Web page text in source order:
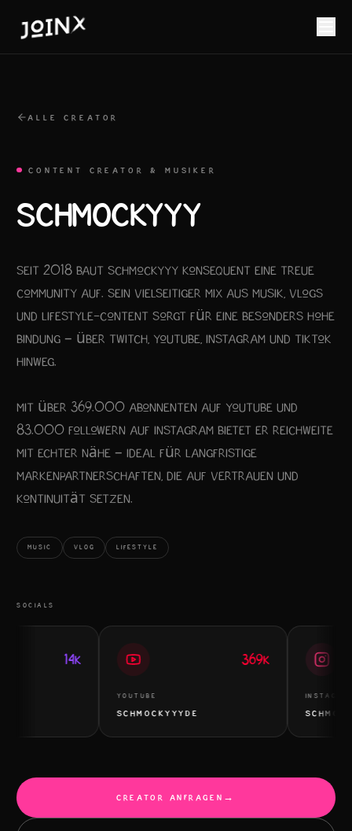
ALLE CREATOR
CONTENT CREATOR & MUSIKER
SCHMOCKYYY
Seit 2018 baut Schmockyyy konsequent eine treue
Community auf. Sein vielseitiger Mix aus Musik, Vlogs
und Lifestyle-Content sorgt für eine besonders hohe
Bindung – über Twitch, YouTube, Instagram und TikTok
hinweg.
Mit über 369.000 Abonnenten auf YouTube und
83.000 Followern auf Instagram bietet er Reichweite
mit echter Nähe – ideal für langfristige
Markenpartnerschaften, die auf Vertrauen und
Kontinuität setzen.
MUSIC VLOG LIFESTYLE
SOCIALS
14K 369K
YOUTUBE
SCHMOCKYYYDE
INSTAGRAM
CREATOR ANFRAGEN →